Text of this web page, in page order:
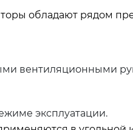
обладают рядом
вентиляционными
эксплуатации.